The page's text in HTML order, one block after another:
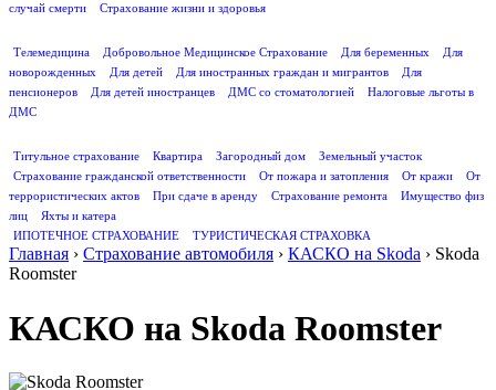
случай смерти
Страхование жизни и здоровья
Телемедицина
Добровольное Медицинское Страхование Для беременных
Для
новорожденных
Для детей Для иностранных граждан и мигрантов
Для
пенсионеров
Для детей иностранцев ДМС со стоматологией
Налоговые льготы в
ДМС
Титульное страхование
Квартира Загородный дом
Земельный участок
Страхование гражданской ответственности
От пожара и затопления От кражи
От
террористических актов
При сдаче в аренду Страхование ремонта
Имущество физ
лиц
Яхты и катера
ИПОТЕЧНОЕ СТРАХОВАНИЕ
ТУРИСТИЧЕСКАЯ СТРАХОВКА
Главная › Страхование автомобиля › КАСКО на Skoda › Skoda
Roomster
КАСКО на Skoda Roomster